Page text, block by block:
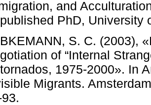
and
PhD, University
S. C. (2003),
of “Internal
1975-2000». In
Migrants.